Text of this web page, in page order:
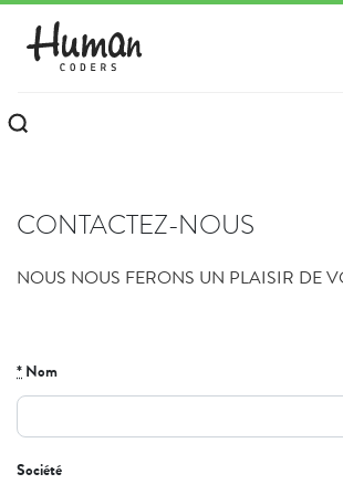
CONTACTEZ-NOUS
NOUS NOUS FERONS UN PLAISIR DE
Si vous
êtes
humain,
*Nom
Société